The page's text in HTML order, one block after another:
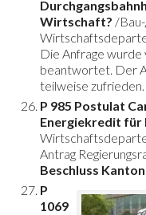
Wirtschaft? /
Die Anfrage wurde
beantwortet. Der
teilweise zufrieden.
P 985 Postulat
Energiekredit für
Antrag
Beschluss
P
1069